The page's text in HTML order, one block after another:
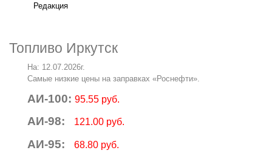
Редакция
Топливо Иркутск
На: 12.07.2026г.
Самые низкие цены на заправках «Роснефти».
АИ-100: 95.55 руб.
АИ-98: 121.00 руб.
АИ-95: 68.80 руб.